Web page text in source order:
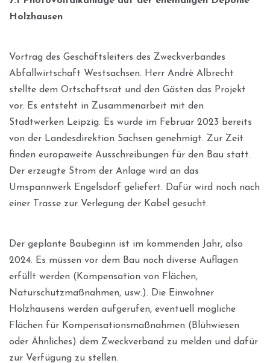
Holzhausen
Vortrag des Geschäftsleiters des Zweckverbandes
Abfallwirtschaft Westsachsen. Herr Andrè Albrecht
stellte dem Ortschaftsrat und den Gästen das Projekt
vor. Es entsteht in Zusammenarbeit mit den
Stadtwerken Leipzig. Es wurde im Februar 2023 bereits
von der Landesdirektion Sachsen genehmigt. Zur Zeit
finden europaweite Ausschreibungen für den Bau statt.
Der erzeugte Strom der Anlage wird an das
Umspannwerk Engelsdorf geliefert. Dafür wird noch nach
einer Trasse zur Verlegung der Kabel gesucht.
Der geplante Baubeginn ist im kommenden Jahr, also
2024. Es müssen vor dem Bau noch diverse Auflagen
erfüllt werden (Kompensation von Flächen,
Naturschutzmaßnahmen, usw.). Die Einwohner
Holzhausens werden aufgerufen, eventuell mögliche
Flächen für Kompensationsmaßnahmen (Blühwiesen
oder Ähnliches) dem Zweckverband zu melden und dafür
zur Verfügung zu stellen.